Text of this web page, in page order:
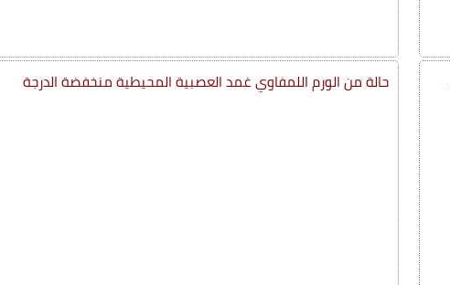
حالة من الورم اللمفاوي غمد العصبية المحيطية منخفضة الدرجة